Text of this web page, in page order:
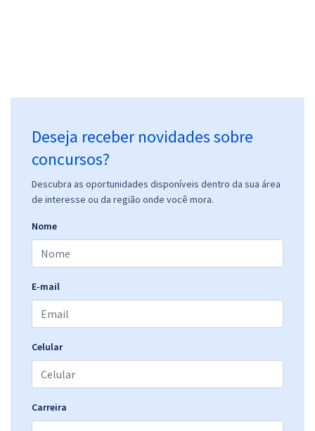
Deseja receber novidades sobre
concursos?
Descubra as oportunidades disponíveis dentro da sua área
de interesse ou da região onde você mora.
Nome
E-mail
Celular
Carreira